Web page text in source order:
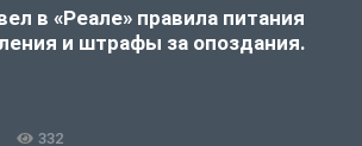
в «Реале» правила питания
и штрафы за опоздания.
332